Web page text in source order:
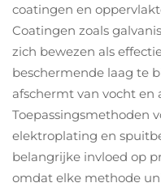
coatingen en
Coatingen zoals
zich bewezen als
beschermende laag te
afschermt van vocht en
Toepassingsmethoden
elektroplating en
belangrijke invloed op
omdat elke methode